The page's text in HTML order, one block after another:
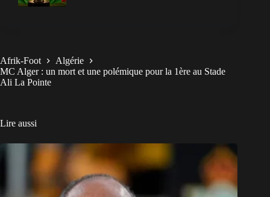
Afrik-Foot
Algérie
MC Alger : un mort et une polémique pour la 1ère au Stade
Ali La Pointe
Lire aussi